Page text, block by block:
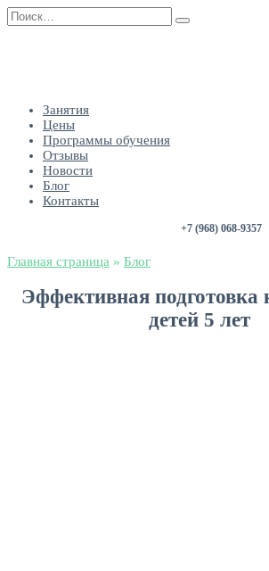
Занятия
Цены
Программы обучения
Отзывы
Новости
Блог
Контакты
+7 (968) 068-9357
Главная страница » Блог
Эффективная подготовка
детей 5 лет